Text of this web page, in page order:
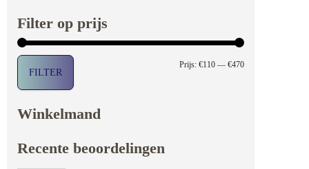
Filter op prijs
Min. prijs
Max. prijs
FILTER
Prijs: €110 — €470
Winkelmand
Recente beoordelingen